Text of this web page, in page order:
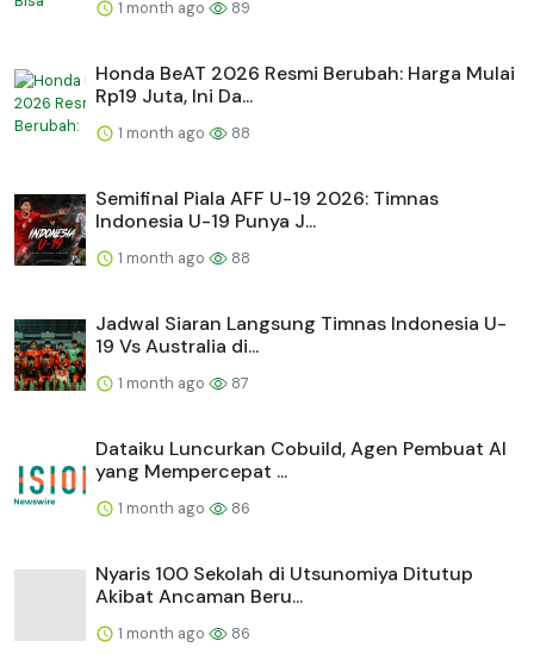
1 month ago 89
Honda BeAT 2026 Resmi Berubah: Harga Mulai
Rp19 Juta, Ini Da...
1 month ago 88
Semifinal Piala AFF U-19 2026: Timnas
Indonesia U-19 Punya J...
1 month ago 88
Jadwal Siaran Langsung Timnas Indonesia U-
19 Vs Australia di...
1 month ago 87
Dataiku Luncurkan Cobuild, Agen Pembuat AI
yang Mempercepat ...
1 month ago 86
Nyaris 100 Sekolah di Utsunomiya Ditutup
Akibat Ancaman Beru...
1 month ago 86